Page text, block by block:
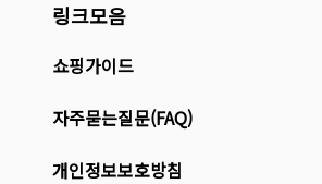
링크모음
쇼핑가이드
자주묻는질문(FAQ)
개인정보보호방침